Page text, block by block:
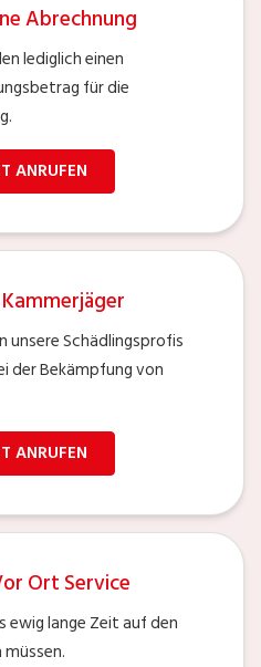
Abrechnung
lediglich einen
für die
ANRUFEN
unsere Schädlingsprofis
der Bekämpfung von
ANRUFEN
Ort Service
ewig lange Zeit auf den